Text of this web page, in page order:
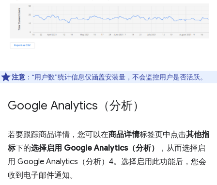
注意 ：“用户数”统计信息仅涵盖安装量，不会监控用户是否活跃。
Google Analytics（分析）
若要跟踪商品详情，您可以在商品详情标签页中点击其他指
标下的选择启用 Google Analytics（分析）
，从而选择启
用 Google Analytics（分析）4。选择启用此功能后，您会
收到电子邮件通知。